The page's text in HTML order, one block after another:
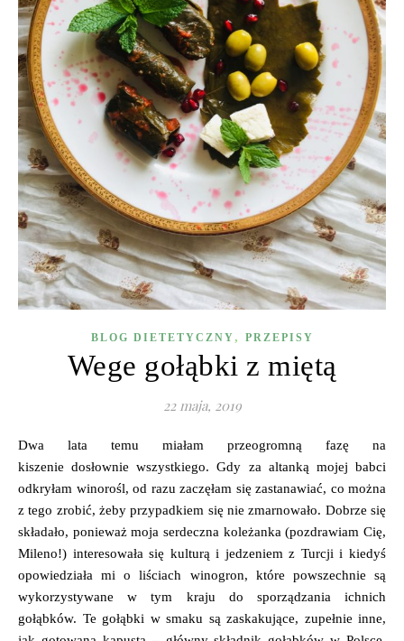
BLOG DIETETYCZNY , PRZEPISY
Wege gołąbki z miętą
22 maja, 2019
Dwa lata temu miałam przeogromną fazę na
kiszenie dosłownie wszystkiego. Gdy za altanką mojej babci
odkryłam winorośl, od razu zaczęłam się zastanawiać, co można
z tego zrobić, żeby przypadkiem się nie zmarnowało. Dobrze się
składało, ponieważ moja serdeczna koleżanka (pozdrawiam Cię,
Mileno!) interesowała się kulturą i jedzeniem z Turcji i kiedyś
opowiedziała mi o liściach winogron, które powszechnie są
wykorzystywane w tym kraju do sporządzania ichnich
gołąbków. Te gołąbki w smaku są zaskakujące, zupełnie inne,